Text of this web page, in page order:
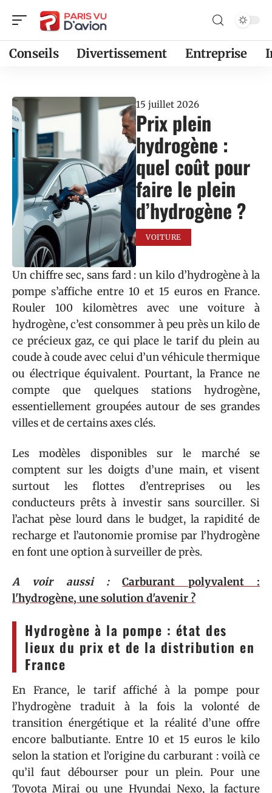
Conseils Divertissement Entreprise
15 juillet 2026
Prix plein
hydrogène :
quel coût pour
faire le plein
d’hydrogène ?
VOITURE
Un chiffre sec, sans fard : un kilo d’hydrogène à la
pompe s’affiche entre 10 et 15 euros en France.
Rouler 100 kilomètres avec une voiture à
hydrogène, c’est consommer à peu près un kilo de
ce précieux gaz, ce qui place le tarif du plein au
coude à coude avec celui d’un véhicule thermique
ou électrique équivalent. Pourtant, la France ne
compte que quelques stations hydrogène,
essentiellement groupées autour de ses grandes
villes et de certains axes clés.
Les modèles disponibles sur le marché se
comptent sur les doigts d’une main, et visent
surtout les flottes d’entreprises ou les
conducteurs prêts à investir sans sourciller. Si
l’achat pèse lourd dans le budget, la rapidité de
recharge et l’autonomie promise par l’hydrogène
en font une option à surveiller de près.
A voir aussi :
Carburant polyvalent :
l'hydrogène, une solution d'avenir ?
Hydrogène à la pompe : état des
lieux du prix et de la distribution en
France
En France, le tarif affiché à la pompe pour
l’hydrogène traduit à la fois la volonté de
transition énergétique et la réalité d’une offre
encore balbutiante. Entre 10 et 15 euros le kilo
selon la station et l’origine du carburant : voilà ce
qu’il faut débourser pour un plein. Pour une
Toyota Mirai ou une Hyundai Nexo, la facture